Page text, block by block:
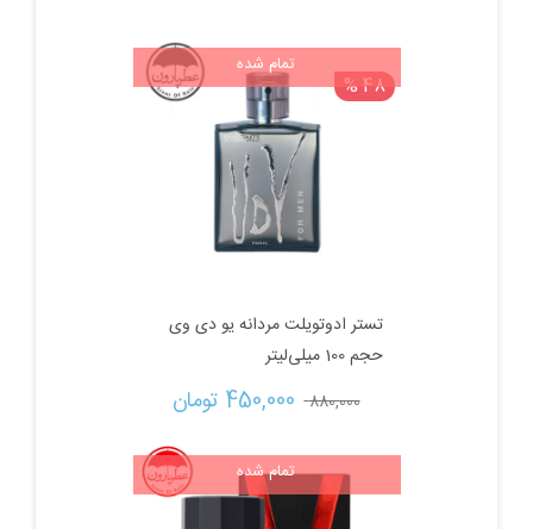
48 %
تمام شده
تستر ادوتویلت مردانه یو دی وی
حجم 100 میلی‌لیتر
880,000 قیمت
اصلی:
880,000 تومان
450,000 تومان
فعلی:
450,000 تومان.
تمام شده